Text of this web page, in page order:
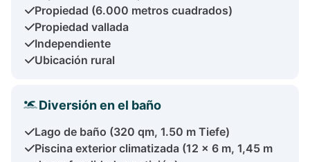
Propiedad (6.000 metros cuadrados)
Propiedad vallada
Independiente
Ubicación rural
Diversión en el baño
Lago de baño (320 qm, 1.50 m Tiefe)
Piscina exterior climatizada (12 x 6 m, 1,45 m